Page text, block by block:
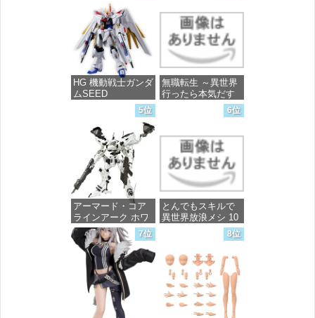
完成品フィギュア
価格：¥13,756
HG 機動戦士ガンダ
ムSEED
FREEDOM マイテ
ィーストライクフ
リーダムガンダム
1/144スケール 色分
け済みプラモデル
価格：¥4,800
無職転生 ～異世界
行ったら本気だす
～ 20 (MFコミック
ス フラッパーシ
価格：¥748
5位
アーマード・コア
ラインアーク ホワ
イト・グリント 全
高約160mm 1/72ス
ケール プラモデル
価格：¥7,367
6位
とんでもスキルで
異世界放浪メシ 10
(ガルドコミックス)
価格：¥726
7位 8位